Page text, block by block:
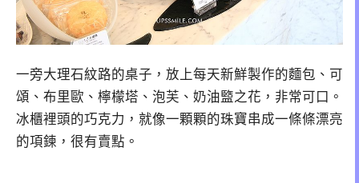
一旁大理石紋路的桌子，放上每天新鮮製作的麵包、可
頌、布里歐、檸檬塔、泡芙、奶油盬之花，非常可口。
冰櫃裡頭的巧克力，就像一顆顆的珠寶串成一條條漂亮
的項鍊，很有賣點。